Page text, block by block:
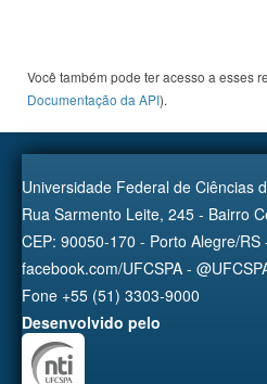
Você também pode ter acesso a esses
Documentação da API).
Universidade Federal de Ciências
Rua Sarmento Leite, 245 - Bairro
CEP: 90050-170 - Porto Alegre/RS
facebook.com/UFCSPA -
Fone +55 (51) 3303-9000
Desenvolvido pelo